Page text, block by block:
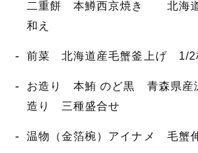
二重餅 本鱒西京焼き 北海道
和え
前菜 北海道産毛蟹釜上げ 1/2
お造り 本鮪 のど黒 青森県産
造り 三種盛合せ
温物（金箔椀）アイナメ 毛蟹